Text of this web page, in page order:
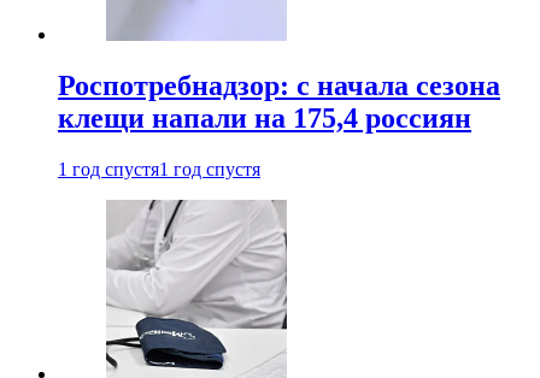
Роспотребнадзор: с начала сезона
клещи напали на 175,4 россиян
1 год спустя1 год спустя